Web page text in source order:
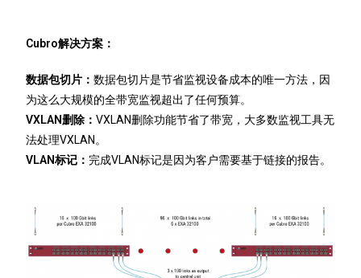
Cubro解决方案：
数据包切片：数据包切片是节省监视设备成本的唯一方法，因
为这么大规模的全带宽监视超出了任何预算。
VXLAN删除：VXLAN删除功能节省了带宽，大多数监视工具无
法处理VXLAN。
VLAN标记： 完成VLAN标记是因为客户需要基于链接的报告。